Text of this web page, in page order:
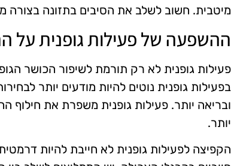
מיטבית. חשוב לשלב את הסיבים בתזונה בצורה
ההשפעה של פעילות גופנית על
פעילות גופנית לא רק תורמת לשיפור הכושר
בפעילות גופנית נוטים להיות מודעים יותר
ובריאה יותר. פעילות גופנית משפרת את חילוף
יותר.
הקפיצה לפעילות גופנית לא חייבת להיות